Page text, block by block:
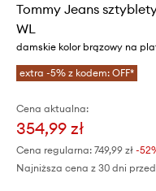
Tommy Jeans
WL
damskie kolor brązowy na
extra -5% z kodem: OFF*
Cena aktualna:
354,99 zł
Cena regularna: 749,99 zł -
Najniższa cena z 30 dni